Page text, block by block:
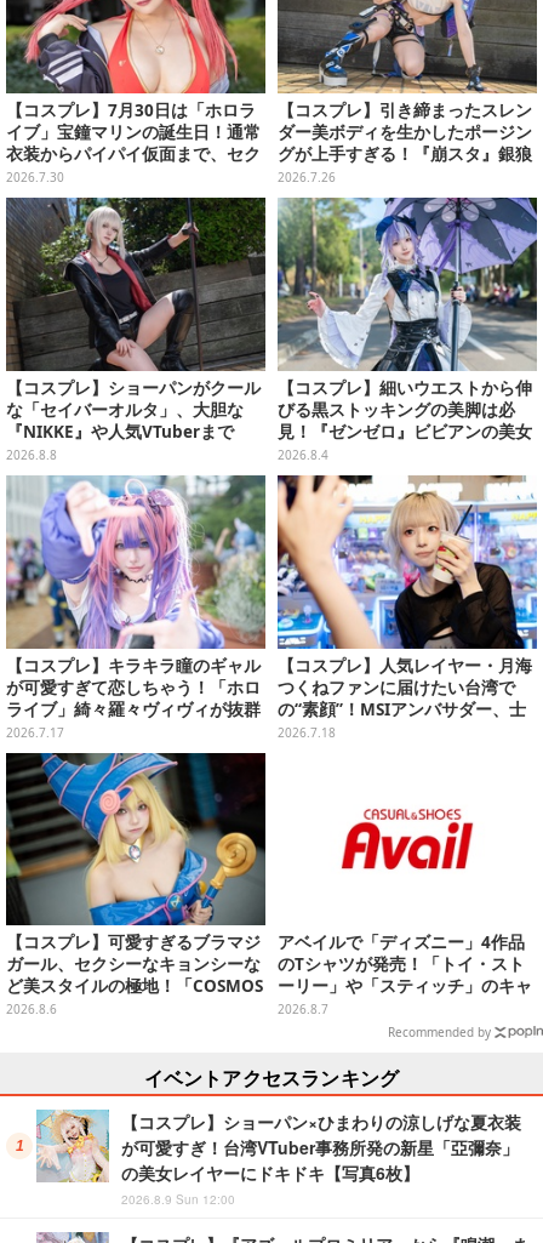
【コスプレ】7月30日は「ホロラ
イブ」宝鐘マリンの誕生日！通常
衣装からパイパイ仮面まで、セク
シーで可愛い美女レイヤーまとめ
【写真42枚】
2026.7.30
【コスプレ】引き締まったスレン
ダー美ボディを生かしたポージン
グが上手すぎる！『崩スタ』銀狼
の美女レイヤーが圧巻の美貌で魅
了する【写真8枚】
2026.7.26
【コスプレ】ショーパンがクール
な「セイバーオルタ」、大胆な
『NIKKE』や人気VTuberまで
「アコスタ池袋」美女レイヤーま
とめ
2026.8.8
【コスプレ】細いウエストから伸
びる黒ストッキングの美脚は必
見！『ゼンゼロ』ビビアンの美女
レイヤーが優雅に降臨【写真9
枚】
2026.8.4
【コスプレ】キラキラ瞳のギャル
が可愛すぎて恋しちゃう！「ホロ
ライブ」綺々羅々ヴィヴィが抜群
のスタイルでキュートなポーズを
決める【写真8枚】
2026.7.17
【コスプレ】人気レイヤー・月海
つくねファンに届けたい台湾で
の“素顔”！MSIアンバサダー、士
林夜市ではエビ6匹＆荷物番に大
2026.7.18
【コスプレ】可愛すぎるブラマジ
ガール、セクシーなキョンシーな
ど美スタイルの極地！「COSMOS
創作攝影展」台湾美女レイヤーま
2026.8.6
アベイルで「ディズニー」4作品
のTシャツが発売！「トイ・スト
ーリー」や「スティッチ」のキャ
ラを刺しゅうでデザイン
2026.8.7
Recommended by
イベントアクセスランキング
【コスプレ】ショーパン×ひまわりの涼しげな夏衣装
が可愛すぎ！台湾VTuber事務所発の新星「亞彌奈」
の美女レイヤーにドキドキ【写真6枚】
2026.8.9 Sun 12:00